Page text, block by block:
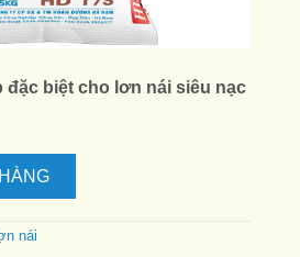
biệt cho lơn nái siêu nạc
nái